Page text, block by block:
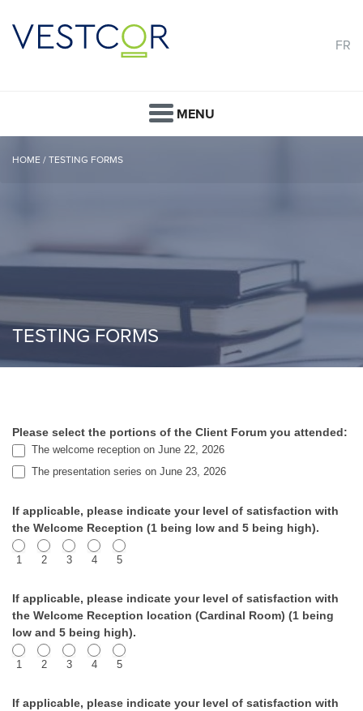
FR
MENU
HOME / TESTING FORMS
TESTING FORMS
Client
Forum
Event
Survey
Please select the portions of the Client Forum you attended:
The welcome reception on June 22, 2026
The presentation series on June 23, 2026
If applicable, please indicate your level of satisfaction with
the Welcome Reception (1 being low and 5 being high).
1 2 3 4 5
If applicable, please indicate your level of satisfaction with
the Welcome Reception location (Cardinal Room) (1 being
low and 5 being high).
1 2 3 4 5
If applicable, please indicate your level of satisfaction with